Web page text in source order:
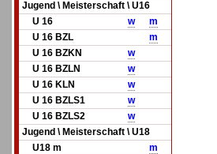
Jugend \ Meisterschaft \ U16
U 16
w
m
U 16 BZL
m
U 16 BZKN
w
U 16 BZLN
w
U 16 KLN
w
U 16 BZLS1
w
U 16 BZLS2
w
Jugend \ Meisterschaft \ U18
U18 m
m